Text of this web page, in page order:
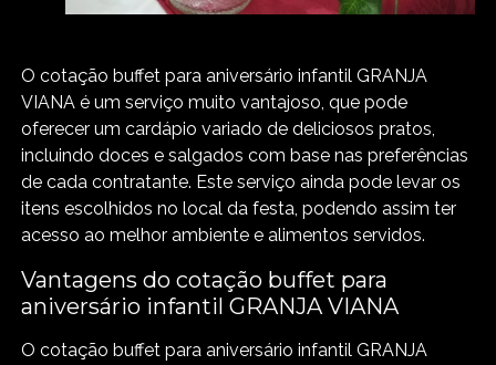
O cotação buffet para aniversário infantil GRANJA
VIANA é um serviço muito vantajoso, que pode
oferecer um cardápio variado de deliciosos pratos,
incluindo doces e salgados com base nas preferências
de cada contratante. Este serviço ainda pode levar os
itens escolhidos no local da festa, podendo assim ter
acesso ao melhor ambiente e alimentos servidos.
Vantagens do cotação buffet para
aniversário infantil GRANJA VIANA
O cotação buffet para aniversário infantil GRANJA